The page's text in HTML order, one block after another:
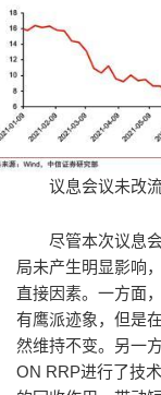
议息会议未改
尽管本次议息
局未产生明显影响
直接因素。一方面
有鹰派迹象，但是
然维持不变。另一
ON RRP进行了技